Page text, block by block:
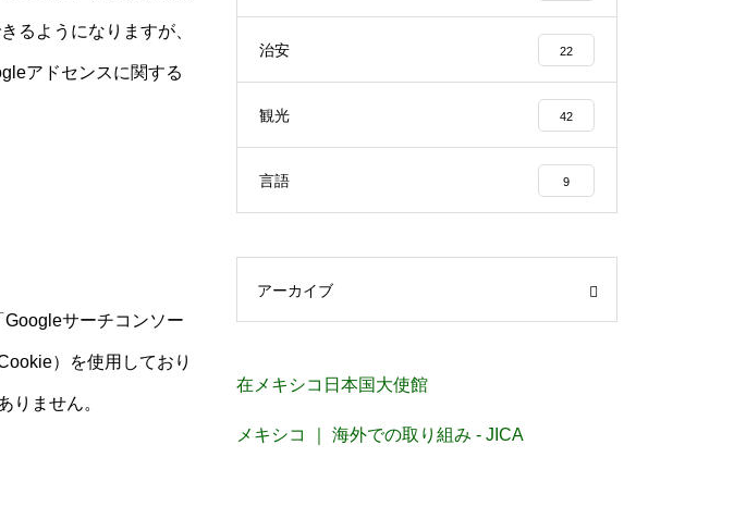
るようになりますが、
アドセンスに関する
サーチコンソー
）を使用しており
りません。
治安 22
観光 42
言語 9
アーカイブ
在メキシコ日本国大使館
メキシコ ｜ 海外での取り組み - JICA